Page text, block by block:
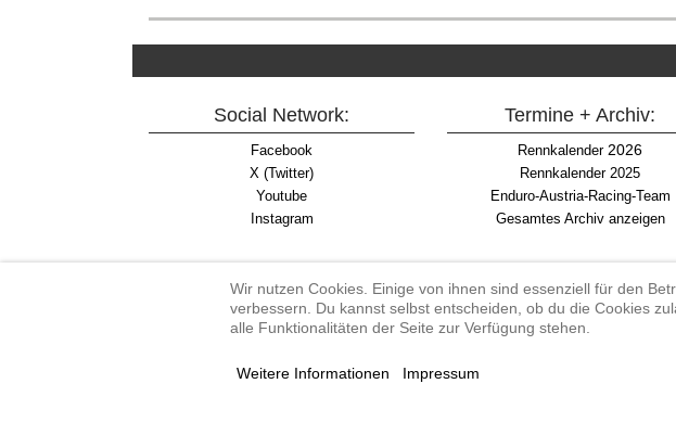
Social Network:
Facebook
X (Twitter)
Youtube
Instagram
Termine + Archiv:
Rennkalender2026
Rennkalender 2025
Enduro-Austria-Racing-Team
Gesamtes Archiv anzeigen
#enduroaustria,
Enduro-Austria, Enduro, Endurosport, Endurocross,
Wir nutzen Cookies. Einige von ihnen sind essenziell für den
verbessern. Du kannst selbst entscheiden, ob du die Cookies
alle Funktionalitäten der Seite zur Verfügung stehen.
Weitere Informationen Impressum